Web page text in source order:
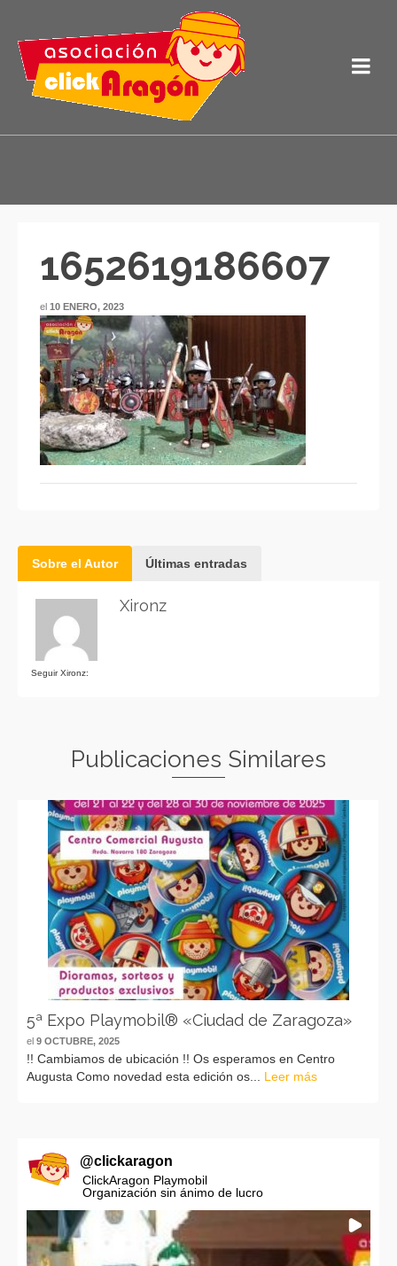
1652619186607
el 10 ENERO, 2023
Sobre el Autor Últimas entradas
Seguir Xironz:
Xironz
Publicaciones Similares
5ª Expo Playmobil® «Ciudad de Zaragoza»
el 9 OCTUBRE, 2025
!! Cambiamos de ubicación !! Os esperamos en Centro
Augusta Como novedad esta edición os... Leer más
@clickaragon
ClickAragon Playmobil
Organización sin ánimo de lucro